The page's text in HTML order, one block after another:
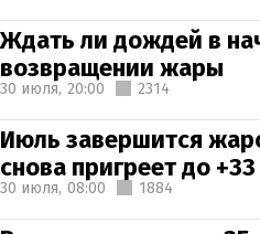
Ждать ли дождей в
возвращении жары
30 июля, 20:00 2314
Июль завершится
снова пригреет до
30 июля, 08:00 1884